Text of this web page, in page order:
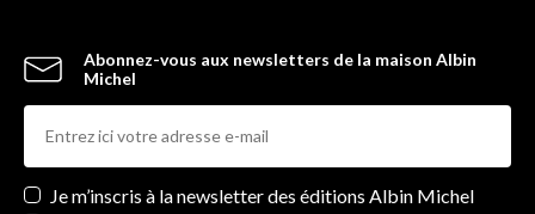
Abonnez-vous aux newsletters de la maison Albin
Michel
Newsletters
Je m’inscris à la newsletter des éditions Albin Michel